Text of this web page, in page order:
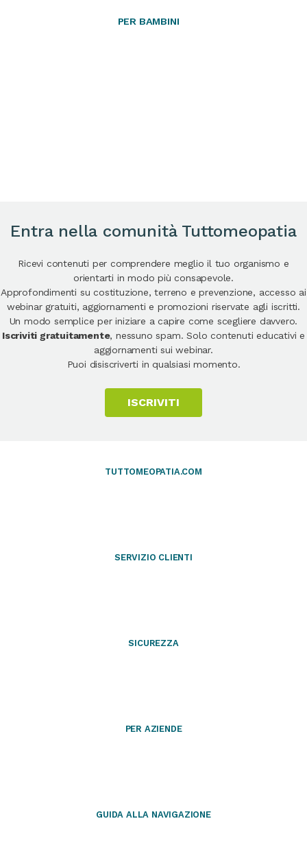
PER BAMBINI
Entra nella comunità Tuttomeopatia
Ricevi contenuti per comprendere meglio il tuo organismo e
orientarti in modo più consapevole.
Approfondimenti su costituzione, terreno e prevenzione, accesso ai
webinar gratuiti, aggiornamenti e promozioni riservate agli iscritti.
Un modo semplice per iniziare a capire come scegliere davvero.
Iscriviti gratuitamente, nessuno spam. Solo contenuti educativi e
aggiornamenti sui webinar.
Puoi disiscriverti in qualsiasi momento.
ISCRIVITI
TUTTOMEOPATIA.COM
SERVIZIO CLIENTI
SICUREZZA
PER AZIENDE
GUIDA ALLA NAVIGAZIONE